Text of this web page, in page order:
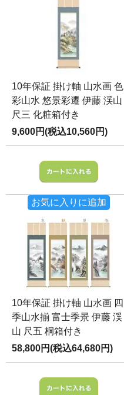
10年保証 掛け軸 山水画 色
彩山水 悠景彩遷 伊藤 渓山
尺三 化粧箱付き
9,600円(税込10,560円)
お気に入りに追加
10年保証 掛け軸 山水画 四
季山水揃 富士季景 伊藤 渓
山 尺五 桐箱付き
58,800円(税込64,680円)